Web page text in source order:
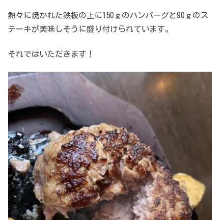
熱々に焼かれた鉄板の上に150ｇのハンバーグと90ｇのス
テーキが美味しそうに盛り付けられています。
それではいただきます！